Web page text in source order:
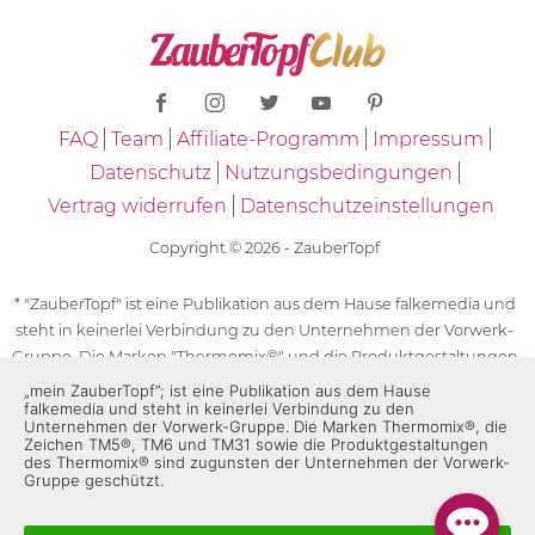
FAQ Team Affiliate-Programm
Impressum
Datenschutz
Nutzungsbedingungen
Vertrag widerrufen
Datenschutzeinstellungen
Copyright © 2026 - ZauberTopf
* "ZauberTopf" ist eine Publikation aus dem Hause falkemedia und
steht in keinerlei Verbindung zu den Unternehmen der Vorwerk-
Gruppe. Die Marken "Thermomix®" und die Produktgestaltungen
des "Thermomix®" sind eingetragene Marken der Unternehmen
der Vorwerk-Gruppe. Die Marken Thermomix®, die Zeichen TM5®,
TM6 und TM31 sowie die Produktgestaltungen des Thermomix®
sind zugunsten der Unternehmen der Vorwerk-Gruppe
geschützt. Für die Rezeptangaben in "ZauberTopf" ist
„mein ZauberTopf”; ist eine Publikation aus dem Hause
falkemedia und steht in keinerlei Verbindung zu den
Unternehmen der Vorwerk-Gruppe. Die Marken Thermomix®, die
Zeichen TM5®, TM6 und TM31 sowie die Produktgestaltungen
des Thermomix® sind zugunsten der Unternehmen der Vorwerk-
Gruppe geschützt.